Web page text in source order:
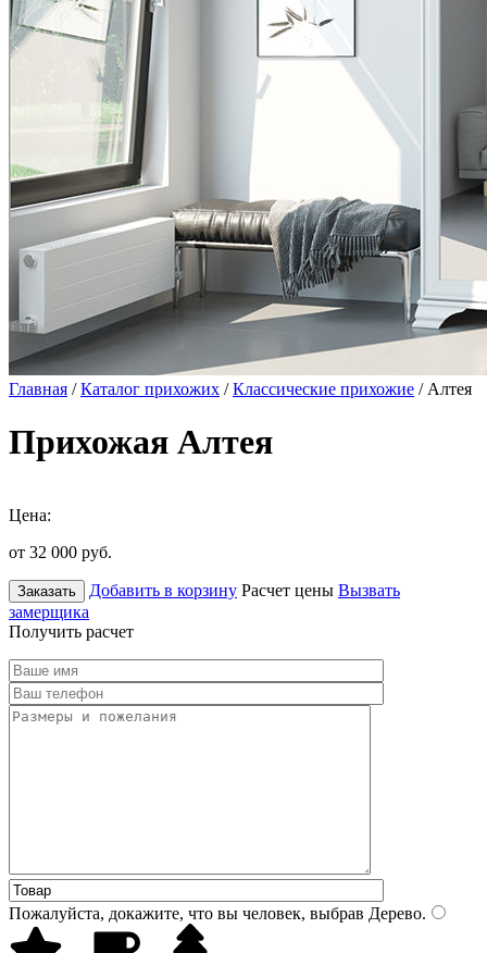
Главная /Каталог прихожих /Классические прихожие / Алтея
Прихожая Алтея
Цена:
от 32 000 руб.
Заказать Добавить в корзину Расчет цены Вызвать
замерщика
Получить расчет
Пожалуйста, докажите, что вы человек, выбрав Дерево.